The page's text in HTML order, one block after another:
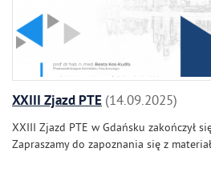
XXIII Zjazd PTE 14.09.2025
XXIII Zjazd PTE w Gdańsku zakończył
Zapraszamy do zapoznania się z